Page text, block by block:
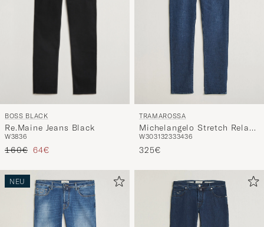
BOSS BLACK
Re.Maine Jeans Black
W3836
Regulärer Preis
160€ Reduzierter Preis
64€
TRAMAROSSA
Michelangelo Stretch Relax
Jeans Blue
W303132333436
325€
NEU